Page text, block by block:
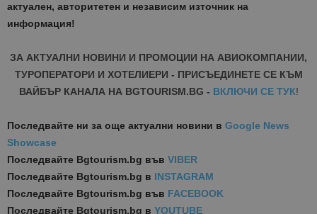
актуален, авторитетен и независим източник на
информация!
ЗА АКТУАЛНИ НОВИНИ И ПРОМОЦИИ НА АВИОКОМПАНИИ,
ТУРОПЕРАТОРИ И ХОТЕЛИЕРИ - ПРИСЪЕДИНЕТЕ СЕ КЪМ
ВАЙБЪР КАНАЛА НА BGTOURISM.BG - ВКЛЮЧИ СЕ ТУК!
Последвайте ни за още актуални новини в Google News
Showcase
Последвайте Bgtourism.bg във VIBER
Последвайте Bgtourism.bg в INSTAGRAM
Последвайте Bgtourism.bg във FACEBOOK
Последвайте Bgtourism.bg в YOUTUBE